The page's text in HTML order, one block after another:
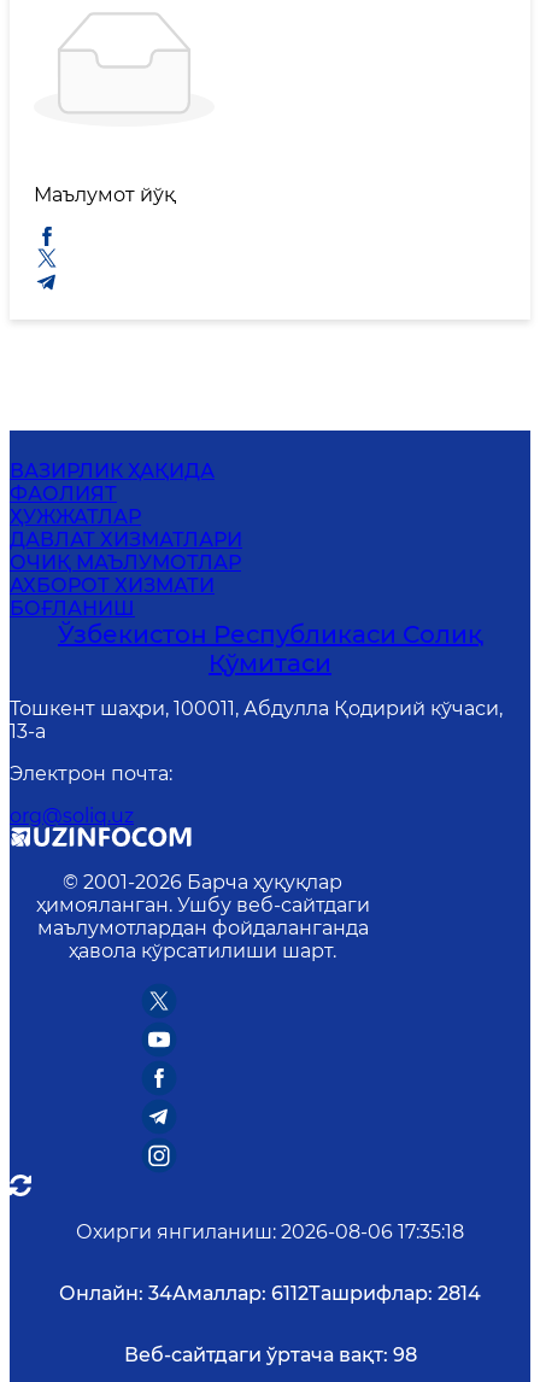
Маълумот йўқ
ВАЗИРЛИК ҲАҚИДА
ФАОЛИЯТ
ҲУЖЖАТЛАР
ДАВЛАТ ХИЗМАТЛАРИ
ОЧИҚ МАЪЛУМОТЛАР
АХБОРОТ ХИЗМАТИ
БОҒЛАНИШ
Ўзбекистон Республикаси Солиқ
Қўмитаси
Тошкент шаҳри, 100011, Абдулла Қодирий кўчаси,
13-a
Электрон почта:
org@soliq.uz
© 2001-2026 Барча ҳуқуқлар
ҳимояланган. Ушбу веб-сайтдаги
маълумотлардан фойдаланганда
ҳавола кўрсатилиши шарт.
Охирги янгиланиш: 2026-08-06 17:35:18
Онлайн: 34Амаллар: 6112Ташрифлар: 2814
Веб-сайтдаги ўртача вақт: 98